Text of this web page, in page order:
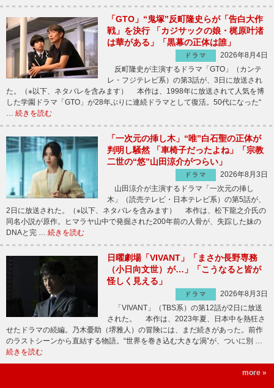
「GTO」“鬼塚”反町隆史らが「告白大作
戦」を決行 「カジサックの娘・梶原叶渚
は華がある」「黒幕の正体は誰」
ドラマ
2026年8月4日
反町隆史が主演するドラマ「GTO」（カンテ
レ・フジテレビ系）の第3話が、3日に放送され
た。（※以下、ネタバレを含みます） 本作は、1998年に放送されて人気を博
した学園ドラマ「GTO」が28年ぶりに連続ドラマとして復活。50代になった“
… 続きを読む
「一次元の挿し木」“唯”白石聖の正体が
判明し騒然 「車椅子だったよね」「宗教
二世の“悠”山田涼介がつらい」
ドラマ
2026年8月3日
山田涼介が主演するドラマ「一次元の挿し
木」（読売テレビ・日本テレビ系）の第5話が、
2日に放送された。（※以下、ネタバレを含みます） 本作は、松下龍之介氏の
同名小説が原作。ヒマラヤ山中で発掘された200年前の人骨が、失踪した妹の
DNAと完 … 続きを読む
日曜劇場「VIVANT」「まさか長野専務
（小日向文世）が…」「こうなると皆が
怪しく見える」
ドラマ
2026年8月3日
「VIVANT」（TBS系）の第12話が2日に放送
された。 本作は、2023年夏、日本中を熱狂さ
せたドラマの続編。乃木憂助（堺雅人）の冒険には、まだ続きがあった。前作
のラストシーンから直結する物語。“世界を巻き込む大きな渦”が、ついに別 …
続きを読む
more »